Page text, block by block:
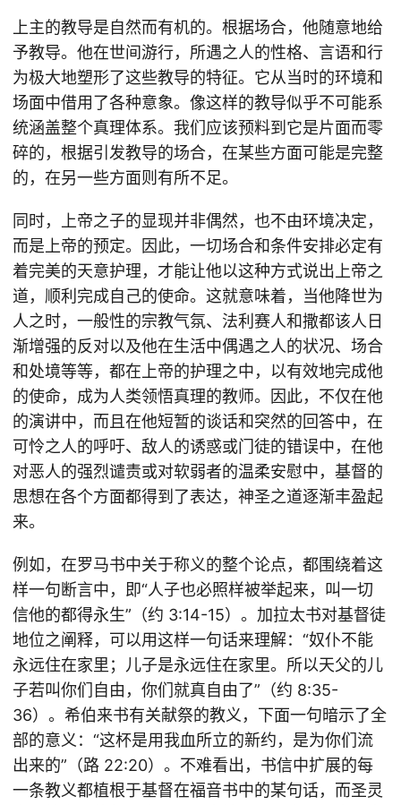
上主的教导是自然而有机的。根据场合，他随意地给
予教导。他在世间游行，所遇之人的性格、言语和行
为极大地塑形了这些教导的特征。它从当时的环境和
场面中借用了各种意象。像这样的教导似乎不可能系
统涵盖整个真理体系。我们应该预料到它是片面而零
碎的，根据引发教导的场合，在某些方面可能是完整
的，在另一些方面则有所不足。
同时，上帝之子的显现并非偶然，也不由环境决定，
而是上帝的预定。因此，一切场合和条件安排必定有
着完美的天意护理，才能让他以这种方式说出上帝之
道，顺利完成自己的使命。这就意味着，当他降世为
人之时，一般性的宗教气氛、法利赛人和撒都该人日
渐增强的反对以及他在生活中偶遇之人的状况、场合
和处境等等，都在上帝的护理之中，以有效地完成他
的使命，成为人类领悟真理的教师。因此，不仅在他
的演讲中，而且在他短暂的谈话和突然的回答中，在
可怜之人的呼吁、敌人的诱惑或门徒的错误中，在他
对恶人的强烈谴责或对软弱者的温柔安慰中，基督的
思想在各个方面都得到了表达，神圣之道逐渐丰盈起
来。
例如，在罗马书中关于称义的整个论点，都围绕着这
样一句断言中，即“人子也必照样被举起来，叫一切
信他的都得永生”（约 3:14-15）。加拉太书对基督徒
地位之阐释，可以用这样一句话来理解：“奴仆不能
永远住在家里；儿子是永远住在家里。所以天父的儿
子若叫你们自由，你们就真自由了”（约 8:35-
36）。希伯来书有关献祭的教义，下面一句暗示了全
部的意义：“这杯是用我血所立的新约，是为你们流
出来的”（路 22:20）。不难看出，书信中扩展的每
一条教义都植根于基督在福音书中的某句话，而圣灵